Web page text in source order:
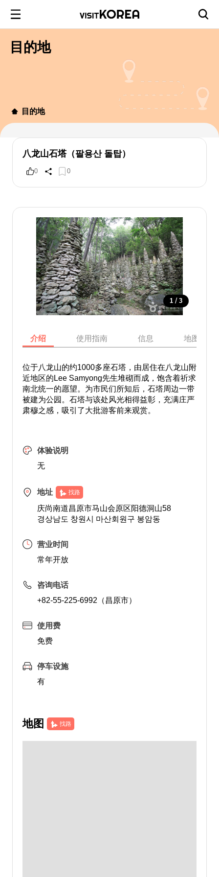
目的地
目的地
八龙山石塔（팔용산 돌탑）
0 0
1 / 3
介绍 使用指南 信息 地图
位于八龙山的约1000多座石塔，由居住在八龙山附
近地区的Lee Samyong先生堆砌而成，饱含着祈求
南北统一的愿望。为市民们所知后，石塔周边一带
被建为公园。石塔与该处风光相得益彰，充满庄严
肃穆之感，吸引了大批游客前来观赏。
体验说明
无
地址 找路
庆尚南道昌原市马山会原区阳德洞山58
경상남도 창원시 마산회원구 봉암동
营业时间
常年开放
咨询电话
+82-55-225-6992（昌原市）
使用费
免费
停车设施
有
地图 找路